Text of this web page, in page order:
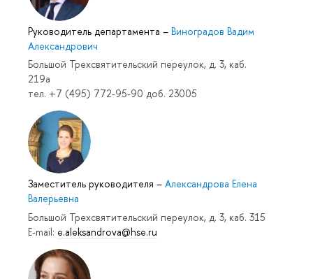
Руководитель департамента – Виноградов Вадим
Александрович
Большой Трехсвятительский переулок, д. 3, каб.
219a
тел. +7 (495) 772-95-90 доб. 23005
Заместитель руководителя – Александрова Елена
Валерьевна
Большой Трехсвятительский переулок, д. 3, каб. 315
E-mail: e.aleksandrova@hse.ru